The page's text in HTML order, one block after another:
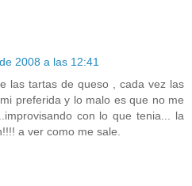
2008 a las 12:41
las tartas de queso , cada vez las
preferida y lo malo es que no me
con lo que tenia... la
a ver como me sale.